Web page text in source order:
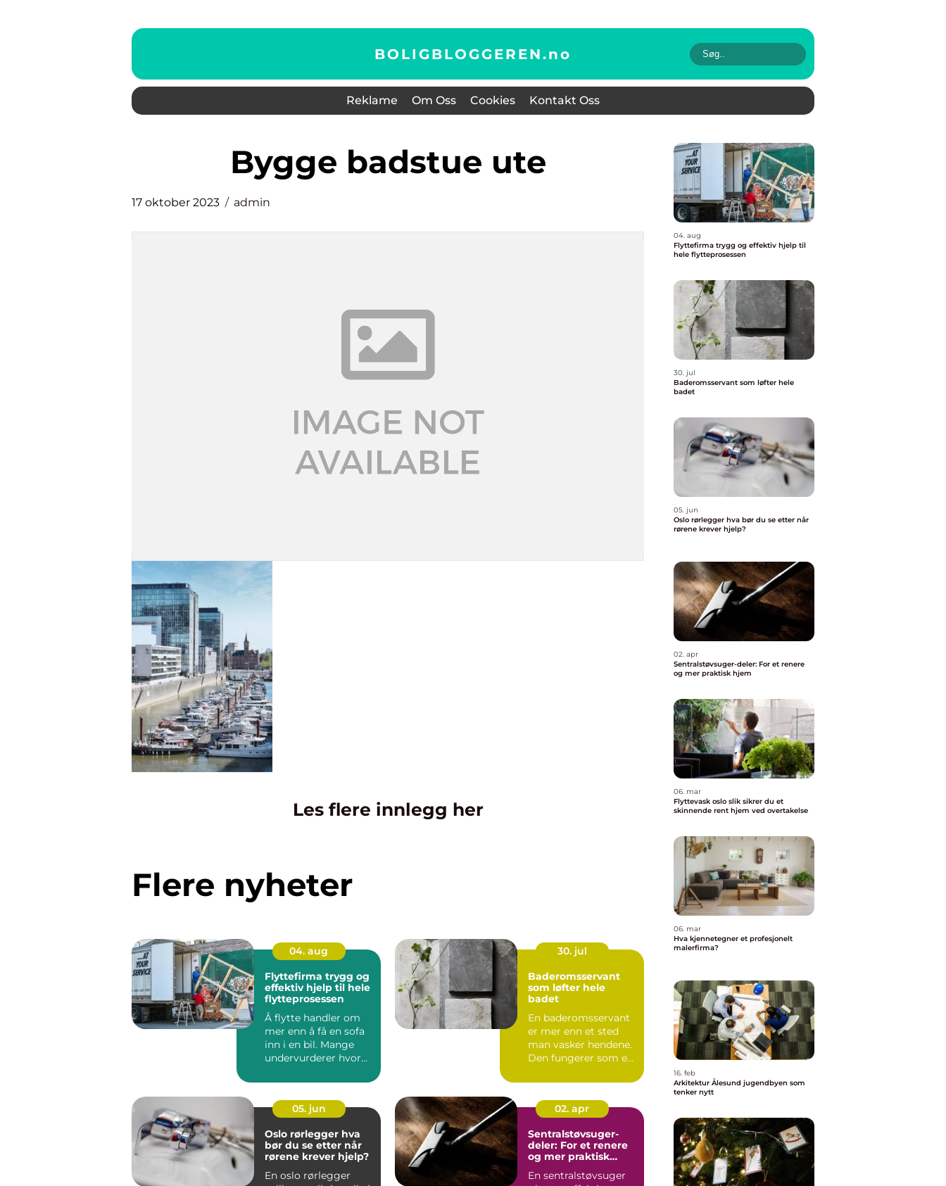
BOLIGBLOGGEREN.no
Reklame Om Oss Cookies Kontakt Oss
bygge badstue ute
17 oktober 2023 admin
Les flere innlegg her
Flere nyheter
04. aug
Flyttefirma trygg og
effektiv hjelp til hele
flytteprosessen
Å flytte handler om
mer enn å få en sofa
inn i en bil. Mange
undervurderer hvor
30. jul
Baderomsservant
som løfter hele
badet
En baderomsservant
er mer enn et sted
man vasker hendene.
Den fungerer som et
påv...
05. jun
Oslo rørlegger hva
bør du se etter når
rørene krever hjelp?
En oslo rørlegger
02. apr
Sentralstøvsuger-
deler: For et renere
og mer praktisk
En sentralstøvsuger
04. aug
Flyttefirma trygg og effektiv hjelp til
hele flytteprosessen
30. jul
Baderomsservant som løfter hele
badet
05. jun
Oslo rørlegger hva bør du se etter når
rørene krever hjelp?
02. apr
Sentralstøvsuger-deler: For et renere
og mer praktisk hjem
06. mar
Flyttevask oslo slik sikrer du et
skinnende rent hjem ved overtakelse
06. mar
Hva kjennetegner et profesjonelt
malerfirma?
16. feb
Arkitektur Ålesund jugendbyen som
tenker nytt